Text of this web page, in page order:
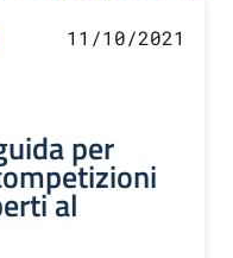
11/10/2021
per
al